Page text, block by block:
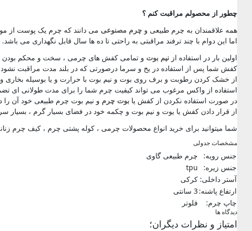
چطور از محصولم مراقبت کنم ؟
همه علاقمندان به چرم طبیعی و چرم مصنوعی می دانند که چرم یک پوست از
اما این دوام با چند ترفند مراقبتی به راحتی تا ده ها سال قابل نگهداری می باشد.
اولین بار در استفاده از نیم بوت و تمامی کفش های چرمی ، سخت و محکم بودن
کفش شما پس از استفاده در یخ و سرما درصورتی که در بلند مدت مراقبت
از خشک کردن رطوبت و برف روی بوت و نیم بوت با حرارت و یا بوسیله
استفاده از واکس مرغوب می تواند کیفیت چرم شما را برای مدت طولانی ای
در صورت استفاده نکردن از کفش یا بوت چرم و نیم بوت چرم طبیعی خود آن را
از قرار دادن کفش یا یوت و نیم بوت و چکمه خود در فضای بسیار گرم ، بسیار
شما میتوانید برای خرید انواع محصولات چرمی ، کوله پشتی چرم ، کیف چرم
مشخصات جدولی
جنس رویه:
چرم طبیعی گاوی
جنس زیره:
tpu
آستر داخلی: کرکی
ارتفاع پاشنه:3 سانتی
چاپ چرم:
فلوتر
دیدگاه ها
امتیاز و نظرات دیگران؛